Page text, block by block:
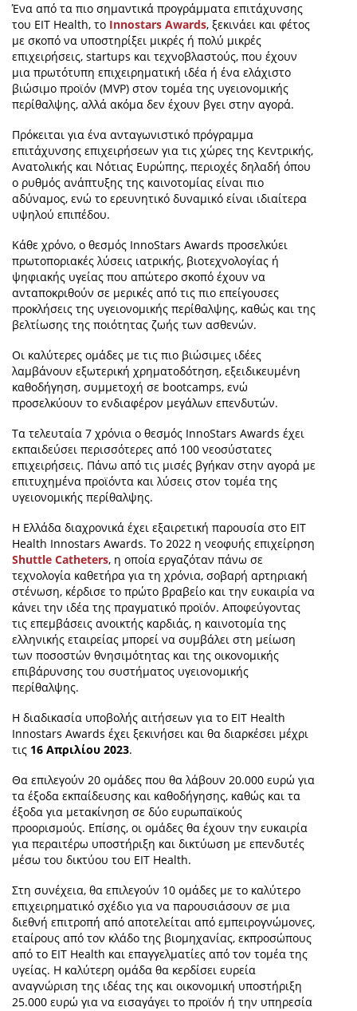
Ένα από τα πιο σημαντικά προγράμματα επιτάχυνσης
του EIT Health, το Innostars Awards, ξεκινάει και φέτος
με σκοπό να υποστηρίξει μικρές ή πολύ μικρές
επιχειρήσεις, startups και τεχνοβλαστούς, που έχουν
μια πρωτότυπη επιχειρηματική ιδέα ή ένα ελάχιστο
βιώσιμο προϊόν (MVP) στον τομέα της υγειονομικής
περίθαλψης, αλλά ακόμα δεν έχουν βγει στην αγορά.
Πρόκειται για ένα ανταγωνιστικό πρόγραμμα
επιτάχυνσης επιχειρήσεων για τις χώρες της Κεντρικής,
Ανατολικής και Νότιας Ευρώπης, περιοχές δηλαδή όπου
ο ρυθμός ανάπτυξης της καινοτομίας είναι πιο
αδύναμος, ενώ το ερευνητικό δυναμικό είναι ιδιαίτερα
υψηλού επιπέδου.
Κάθε χρόνο, ο θεσμός InnoStars Awards προσελκύει
πρωτοποριακές λύσεις ιατρικής, βιοτεχνολογίας ή
ψηφιακής υγείας που απώτερο σκοπό έχουν να
ανταποκριθούν σε μερικές από τις πιο επείγουσες
προκλήσεις της υγειονομικής περίθαλψης, καθώς και της
βελτίωσης της ποιότητας ζωής των ασθενών.
Οι καλύτερες ομάδες με τις πιο βιώσιμες ιδέες
λαμβάνουν εξωτερική χρηματοδότηση, εξειδικευμένη
καθοδήγηση, συμμετοχή σε bootcamps, ενώ
προσελκύουν το ενδιαφέρον μεγάλων επενδυτών.
Τα τελευταία 7 χρόνια ο θεσμός InnoStars Awards έχει
εκπαιδεύσει περισσότερες από 100 νεοσύστατες
επιχειρήσεις. Πάνω από τις μισές βγήκαν στην αγορά με
επιτυχημένα προϊόντα και λύσεις στον τομέα της
υγειονομικής περίθαλψης.
Η Ελλάδα διαχρονικά έχει εξαιρετική παρουσία στο EIT
Health Innostars Awards. Το 2022 η νεοφυής επιχείρηση
Shuttle Catheters, η οποία εργαζόταν πάνω σε
τεχνολογία καθετήρα για τη χρόνια, σοβαρή αρτηριακή
στένωση, κέρδισε το πρώτο βραβείο και την ευκαιρία να
κάνει την ιδέα της πραγματικό προϊόν. Αποφεύγοντας
τις επεμβάσεις ανοικτής καρδιάς, η καινοτομία της
ελληνικής εταιρείας μπορεί να συμβάλει στη μείωση
των ποσοστών θνησιμότητας και της οικονομικής
επιβάρυνσης του συστήματος υγειονομικής
περίθαλψης.
Η διαδικασία υποβολής αιτήσεων για το EIT Health
Innostars Awards έχει ξεκινήσει και θα διαρκέσει μέχρι
τις 16 Απριλίου 2023.
Θα επιλεγούν 20 ομάδες που θα λάβουν 20.000 ευρώ για
τα έξοδα εκπαίδευσης και καθοδήγησης, καθώς και τα
έξοδα για μετακίνηση σε δύο ευρωπαϊκούς
προορισμούς. Επίσης, οι ομάδες θα έχουν την ευκαιρία
για περαιτέρω υποστήριξη και δικτύωση με επενδυτές
μέσω του δικτύου του EIT Health.
Στη συνέχεια, θα επιλεγούν 10 ομάδες με το καλύτερο
επιχειρηματικό σχέδιο για να παρουσιάσουν σε μια
διεθνή επιτροπή από αποτελείται από εμπειρογνώμονες,
εταίρους από τον κλάδο της βιομηχανίας, εκπροσώπους
από το EIT Health και επαγγελματίες από τον τομέα της
υγείας. Η καλύτερη ομάδα θα κερδίσει ευρεία
αναγνώριση της ιδέας της και οικονομική υποστήριξη
25.000 ευρώ για να εισαγάγει το προϊόν ή την υπηρεσία